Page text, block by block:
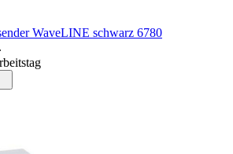
WaveLINE schwarz 6780